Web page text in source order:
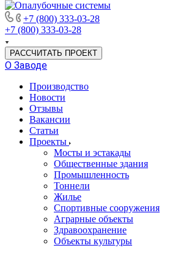
+7 (800) 333-03-28
+7 (800) 333-03-28
РАССЧИТАТЬ ПРОЕКТ
О Заводе
Производство
Новости
Отзывы
Вакансии
Статьи
Проекты
Мосты и эстакады
Общественные здания
Промышленность
Тоннели
Жилье
Спортивные сооружения
Аграрные объекты
Здравоохранение
Объекты культуры